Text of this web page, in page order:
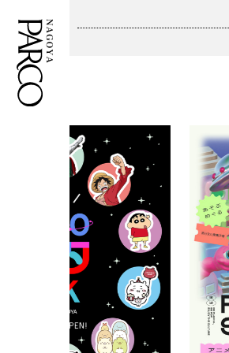
施設案内・アクセス
イベント・ポップアップ
ニュース
レストラン・カフェ
TAX FREE
繁体字
簡体字
한국어
ภาษาไทย
日本語